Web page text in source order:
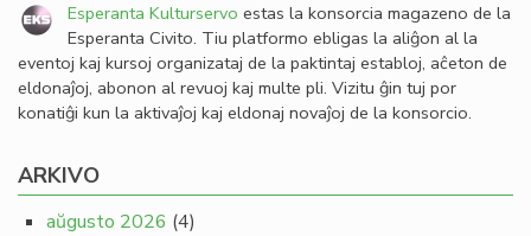
Esperanta Kulturservo estas la konsorcia magazeno de la
Esperanta Civito. Tiu platformo ebligas la aliĝon al la
eventoj kaj kursoj organizataj de la paktintaj establoj, aĉeton de
eldonaĵoj, abonon al revuoj kaj multe pli. Vizitu ĝin tuj por
konatiĝi kun la aktivaĵoj kaj eldonaj novaĵoj de la konsorcio.
ARKIVO
aŭgusto 2026 (4)